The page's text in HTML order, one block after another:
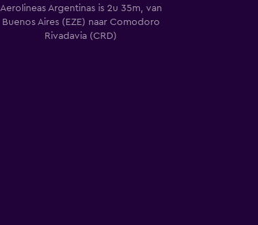
Aerolineas Argentinas is 2u 35m, van
Buenos Aires (EZE) naar Comodoro
Rivadavia (CRD)